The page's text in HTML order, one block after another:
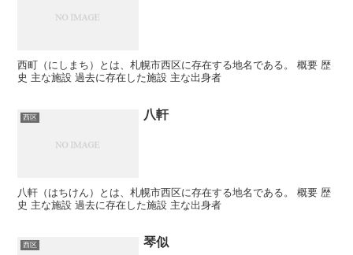
西町（にしまち）とは、札幌市西区に存在する地名である。 概要 歴
史 主な施設 過去に存在した施設 主な出身者
西区 八軒
八軒（はちけん）とは、札幌市西区に存在する地名である。 概要 歴
史 主な施設 過去に存在した施設 主な出身者
西区 琴似